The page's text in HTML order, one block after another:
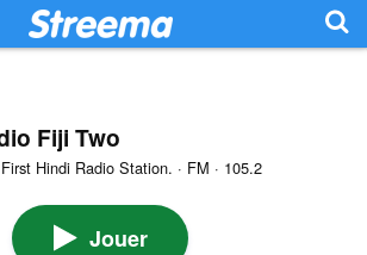
Fiji Two
Hindi Radio Station. · FM · 105.2
Jouer